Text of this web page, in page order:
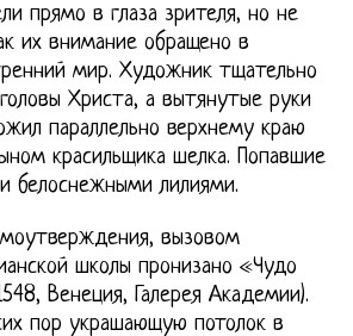
прямо в глаза зрителя, но не
их внимание обращено в
мир. Художник тщательно
Христа, а вытянутые руки
параллельно верхнему краю
красильщика шелка. Попавшие
белоснежными лилиями.
вызовом
школы пронизано «Чудо
Венеция, Галерея Академии).
пор украшающую потолок в